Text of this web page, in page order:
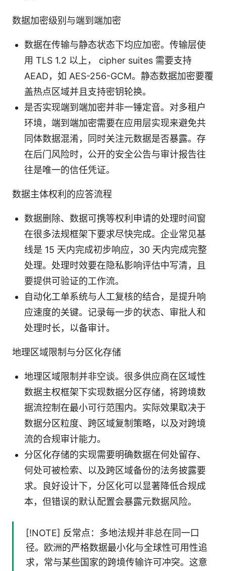
数据加密级别与端到端加密
数据在传输与静态状态下均应加密。传输层使
用 TLS 1.2 以上， cipher suites 需要支持
AEAD，如 AES-256-GCM。静态数据加密要覆
盖热点区域并且支持密钥轮换。
是否实现端到端加密并非一锤定音。对多租户
环境，端到端加密需要在应用层实现来避免共
同体数据混淆，同时关注元数据是否暴露。存
在后门风险时，公开的安全公告与审计报告往
往是唯一的信任凭证。
数据主体权利的应答流程
数据删除、数据可携等权利申请的处理时间窗
在很多法规框架下要求尽快完成。企业常见基
线是 15 天内完成初步响应，30 天内完成完整
处理。处理时效要在隐私影响评估中写清，且
要提供可验证的工作流。
自动化工单系统与人工复核的结合，是提升响
应速度的关键。记录每一步的状态、审批人和
处理时长，以备审计。
地理区域限制与分区化存储
地理区域限制并非空谈。很多供应商在区域性
数据主权框架下实现数据分区存储，将跨境数
据流控制在最小可行范围内。实际效果取决于
数据分区粒度、跨区域复制策略，以及对跨境
流的合规审计能力。
分区化存储的实现需要明确数据在何处留存、
何处可被检索、以及跨区域备份的法务披露要
求。良好设计下，分区化可以显著降低合规成
本，但错误的默认配置会暴露元数据风险。
[!NOTE] 反常点：多地法规并非总在同一口
径。欧洲的严格数据最小化与全球性可用性追
求，常与某些国家的跨境传输许可冲突。这意